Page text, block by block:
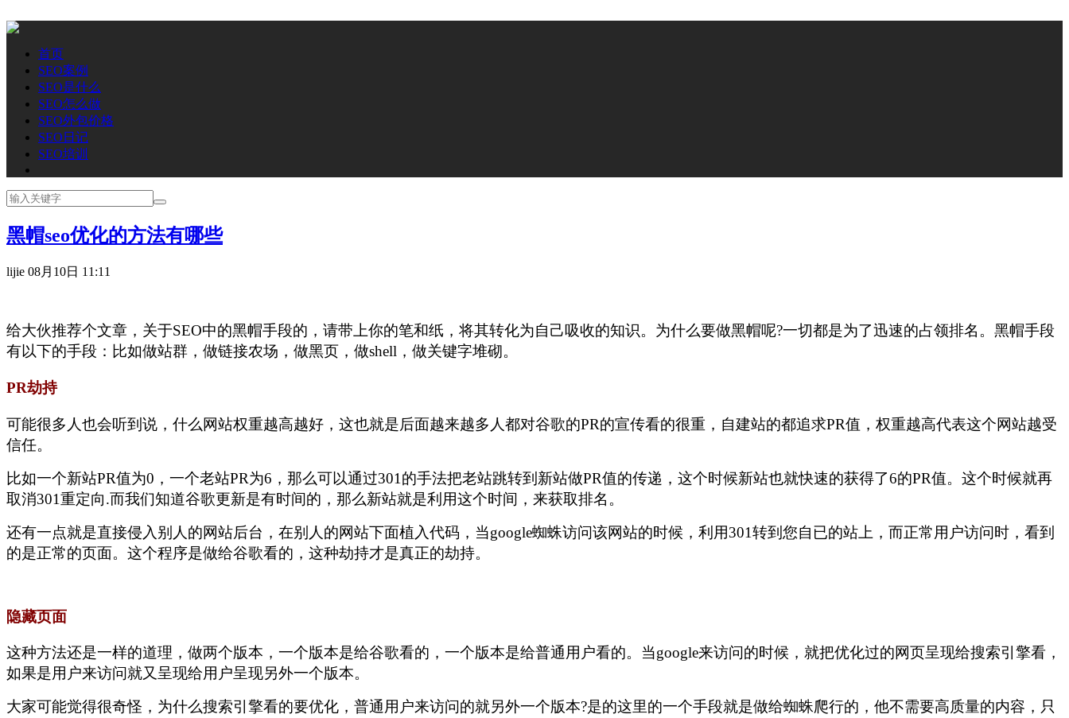
首页
SEO案例
SEO是什么
SEO怎么做
SEO外包价格
SEO日记
SEO培训
黑帽seo优化的方法有哪些
lijie 08月10日 11:11
给大伙推荐个文章，关于SEO中的黑帽手段的，请带上你的笔和纸，将其转化为自己吸收的知识。为什么要做黑帽呢?一切都是为了迅速的占领排名。黑帽手段
有以下的手段：比如做站群，做链接农场，做黑页，做shell，做关键字堆砌。
PR劫持
可能很多人也会听到说，什么网站权重越高越好，这也就是后面越来越多人都对谷歌的PR的宣传看的很重，自建站的都追求PR值，权重越高代表这个网站越受
信任。
比如一个新站PR值为0，一个老站PR为6，那么可以通过301的手法把老站跳转到新站做PR值的传递，这个时候新站也就快速的获得了6的PR值。这个时候就再
取消301重定向.而我们知道谷歌更新是有时间的，那么新站就是利用这个时间，来获取排名。
还有一点就是直接侵入别人的网站后台，在别人的网站下面植入代码，当google蜘蛛访问该网站的时候，利用301转到您自已的站上，而正常用户访问时，看到
的是正常的页面。这个程序是做给谷歌看的，这种劫持才是真正的劫持。
隐藏页面
这种方法还是一样的道理，做两个版本，一个版本是给谷歌看的，一个版本是给普通用户看的。当google来访问的时候，就把优化过的网页呈现给搜索引擎看，
如果是用户来访问就又呈现给用户呈现另外一个版本。
大家可能觉得很奇怪，为什么搜索引擎看的要优化，普通用户来访问的就另外一个版本?是的这里的一个手段就是做给蜘蛛爬行的，他不需要高质量的内容，只